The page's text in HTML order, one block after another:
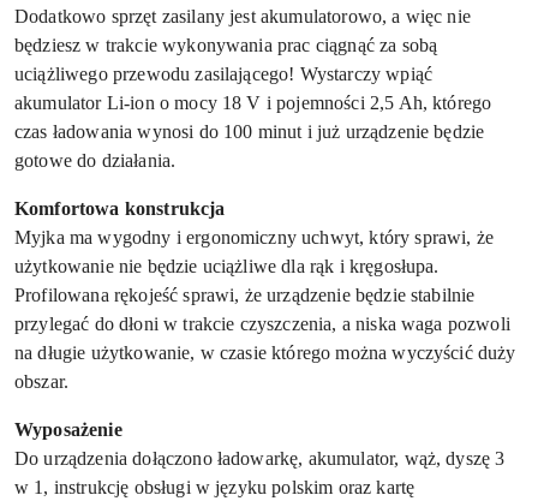
Dodatkowo sprzęt zasilany jest akumulatorowo, a więc nie
będziesz w trakcie wykonywania prac ciągnąć za sobą
uciążliwego przewodu zasilającego! Wystarczy wpiąć
akumulator Li-ion o mocy 18 V i pojemności 2,5 Ah, którego
czas ładowania wynosi do 100 minut i już urządzenie będzie
gotowe do działania.
Komfortowa konstrukcja
Myjka ma wygodny i ergonomiczny uchwyt, który sprawi, że
użytkowanie nie będzie uciążliwe dla rąk i kręgosłupa.
Profilowana rękojeść sprawi, że urządzenie będzie stabilnie
przylegać do dłoni w trakcie czyszczenia, a niska waga pozwoli
na długie użytkowanie, w czasie którego można wyczyścić duży
obszar.
Wyposażenie
Do urządzenia dołączono ładowarkę, akumulator, wąż, dyszę 3
w 1, instrukcję obsługi w języku polskim oraz kartę